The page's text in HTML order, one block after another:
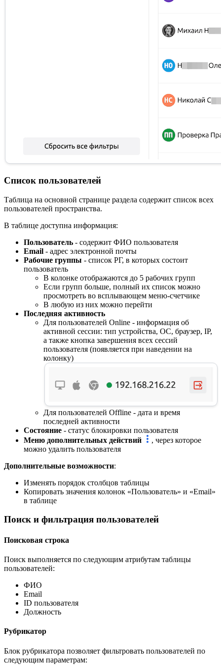
Список пользователей
Таблица на основной странице раздела содержит список всех
пользователей пространства.
В таблице доступна информация:
Пользователь - содержит ФИО пользователя
Email - адрес электронной почты
Рабочие группы - список РГ, в которых состоит
пользователь
В колонке отображаются до 5 рабочих групп
Если групп больше, полный их список можно
просмотреть во всплывающем меню-счетчике
В любую из них можно перейти
Последняя активность
Для пользователей Online - информация об
активной сессии: тип устройства, ОС, браузер, IP,
а также кнопка завершения всех сессий
пользователя (появляется при наведении на
колонку)
Для пользователей Offline - дата и время
последней активности
Состояние - статус блокировки пользователя
Меню дополнительных действий
, через которое
можно удалить пользователя
Дополнительные возможности:
Изменять порядок столбцов таблицы
Копировать значения колонок «Пользователь» и «Email»
в таблице
Поиск и фильтрация пользователей
Поисковая строка
Поиск выполняется по следующим атрибутам таблицы
пользователей:
ФИО
Email
ID пользователя
Должность
Рубрикатор
Блок рубрикатора позволяет фильтровать пользователей по
следующим параметрам: